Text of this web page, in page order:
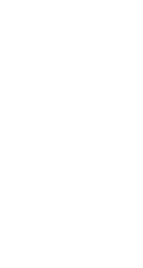
Más de 120
mucho. Vicente
todo, como se
próximo será su
«Dios te escuche
gustaría morirme
A punto de
fútbol por
una cosa». «Que
hay una muerte
he sufrido mucho